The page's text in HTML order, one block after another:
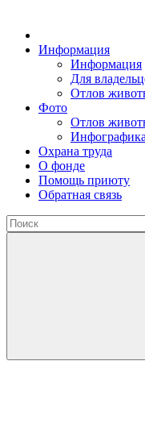
Информация
Информация
Для
Отлов
Фото
Отлов
Инфографика
Охрана труда
О фонде
Помощь приюту
Обратная связь